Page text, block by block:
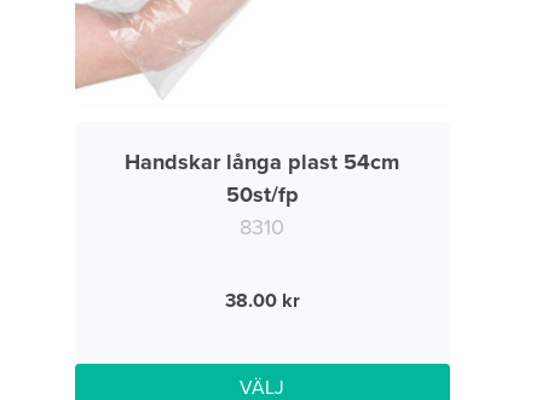
Handskar långa plast 54cm
50st/fp
8310
38.00
VÄLJ